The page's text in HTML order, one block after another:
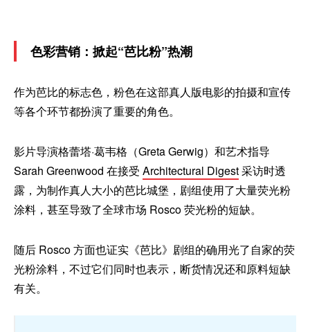
色彩营销：掀起“芭比粉”热潮
作为芭比的标志色，粉色在这部真人版电影的拍摄和宣传
等各个环节都扮演了重要的角色。
影片导演格蕾塔·葛韦格（Greta Gerwig）和艺术指导
Sarah Greenwood 在接受 Architectural Digest采访时透
露，为制作真人大小的芭比城堡，剧组使用了大量荧光粉
涂料，甚至导致了全球市场 Rosco 荧光粉的短缺。
随后 Rosco 方面也证实《芭比》剧组的确用光了自家的荧
光粉涂料，不过它们同时也表示，断货情况还和原料短缺
有关。